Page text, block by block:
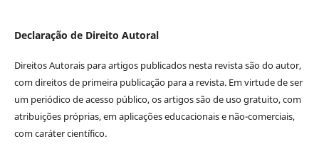
Declaração de Direito Autoral
Direitos Autorais para artigos publicados nesta revista são do autor,
com direitos de primeira publicação para a revista. Em virtude de ser
um periódico de acesso público, os artigos são de uso gratuito, com
atribuições próprias, em aplicações educacionais e não-comerciais,
com caráter científico.